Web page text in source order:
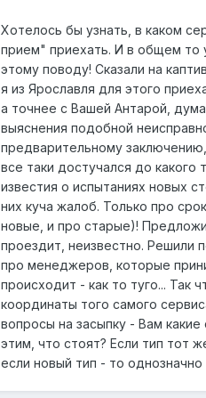
Хотелось бы узнать, в каком
прием" приехать. И в общем то
этому поводу! Сказали на
я из Ярославля для этого
а точнее с Вашей Антарой,
выяснения подобной
предварительному
все таки достучался до
известия о испытаниях новых
них куча жалоб. Только про
новые, и про старые)!
проездит, неизвестно. Решили
про менеджеров, которые
происходит - как то туго...
координаты того самого
вопросы на засыпку - Вам
этим, что стоят? Если тип тот
если новый тип - то